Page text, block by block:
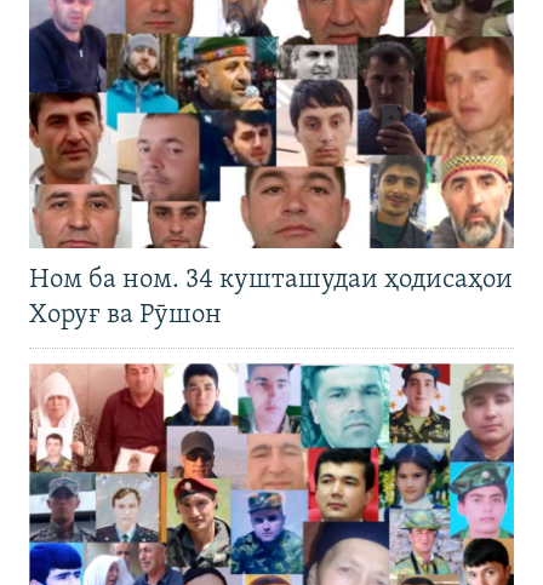
Ном ба ном. 34 кушташудаи ҳодисаҳои
Хоруғ ва Рӯшон